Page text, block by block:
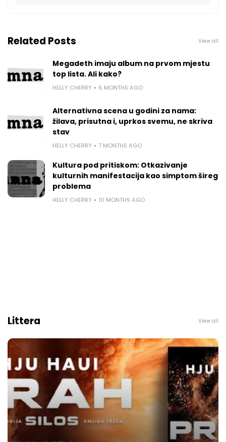
Related Posts View all
Megadeth imaju album na prvom mjestu
top lista. Ali kako?
HELLY CHERRY 6 MONTHS AGO
Alternativna scena u godini za nama:
žilava, prisutna i, uprkos svemu, ne skriva
stav
HELLY CHERRY 7 MONTHS AGO
Kultura pod pritiskom: Otkazivanje
kulturnih manifestacija kao simptom šireg
problema
HELLY CHERRY 10 MONTHS AGO
Littera View all